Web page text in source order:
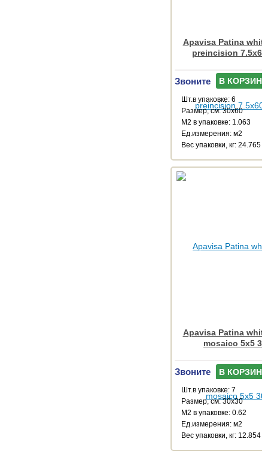
Apavisa Patina
preincision 7.5x60
Звоните В КОРЗИНУ
Шт.в упаковке: 6
Размер, см: 30x60
М2 в упаковке: 1.063
Ед.измерения: м2
Веc упаковки, кг: 24.765
Apavisa Patina
mosaico 5x5
Звоните В КОРЗИНУ
Шт.в упаковке: 7
Размер, см: 30x30
М2 в упаковке: 0.62
Ед.измерения: м2
Веc упаковки, кг: 12.854